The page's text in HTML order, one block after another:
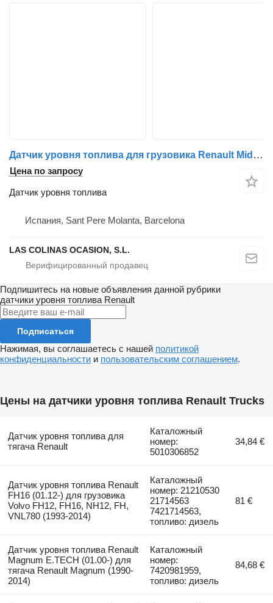
Датчик уровня топлива для грузовика Renault Midlum
Цена по запросу
Датчик уровня топлива
Испания, Sant Pere Molanta, Barcelona
LAS COLINAS OCASION, S.L.
Подпишитесь на новые объявления данной рубрики
датчики уровня топлива Renault
Подписаться
Нажимая, вы соглашаетесь с нашей политикой
конфиденциальности и пользовательским соглашением.
Цены на датчики уровня топлива Renault Trucks
Датчик уровня топлива для
тягача Renault
Каталожный
номер:
5010306852
34,84 €
Датчик уровня топлива Renault
FH16 (01.12-) для грузовика
Volvo FH12, FH16, NH12, FH,
VNL780 (1993-2014)
Каталожный
номер: 21210530
21714563
7421714563,
топливо: дизель
81 €
Датчик уровня топлива Renault
Magnum E.TECH (01.00-) для
тягача Renault Magnum (1990-
2014)
Каталожный
номер:
7420981959,
топливо: дизель
84,68 €